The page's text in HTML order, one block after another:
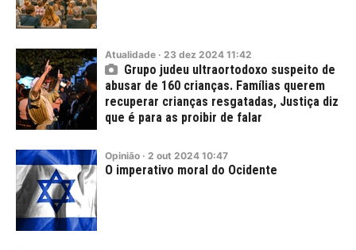
Atualidade · 23 dez 2024 11:42
Grupo judeu ultraortodoxo suspeito de
abusar de 160 crianças. Famílias querem
recuperar crianças resgatadas, Justiça diz
que é para as proibir de falar
Opinião · 2 out 2024 10:47
O imperativo moral do Ocidente